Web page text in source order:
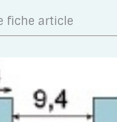
fiche article